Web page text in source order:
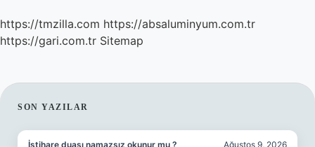
https://tmzilla.com https://absaluminyum.com.tr
https://gari.com.tr Sitemap
SIDEBAR
SON YAZILAR
İstihare duası namazsız okunur mu ? Ağustos 9, 2026